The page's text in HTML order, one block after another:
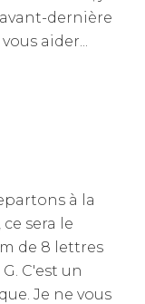
dernière
aider...
à la
sera le
de 8 lettres
C'est un
Je ne vous